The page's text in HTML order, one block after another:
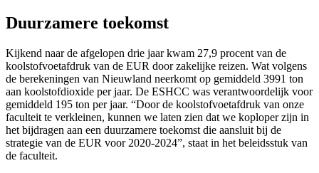
Duurzamere toekomst
Kijkend naar de afgelopen drie jaar kwam 27,9 procent van de
koolstofvoetafdruk van de EUR door zakelijke reizen. Wat volgens
de berekeningen van Nieuwland neerkomt op gemiddeld 3991 ton
aan koolstofdioxide per jaar. De ESHCC was verantwoordelijk voor
gemiddeld 195 ton per jaar. “Door de koolstofvoetafdruk van onze
faculteit te verkleinen, kunnen we laten zien dat we koploper zijn in
het bijdragen aan een duurzamere toekomst die aansluit bij de
strategie van de EUR voor 2020-2024”, staat in het beleidsstuk van
de faculteit.